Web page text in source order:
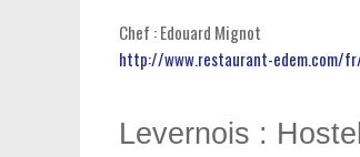
Chef : Edouard Mignot
http://www.restaurant-edem.com/
Levernois :